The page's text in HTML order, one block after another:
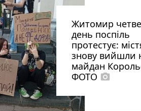
Житомир
день поспіль
протестує:
знову вийшли
майдан
ФОТО photo_camera